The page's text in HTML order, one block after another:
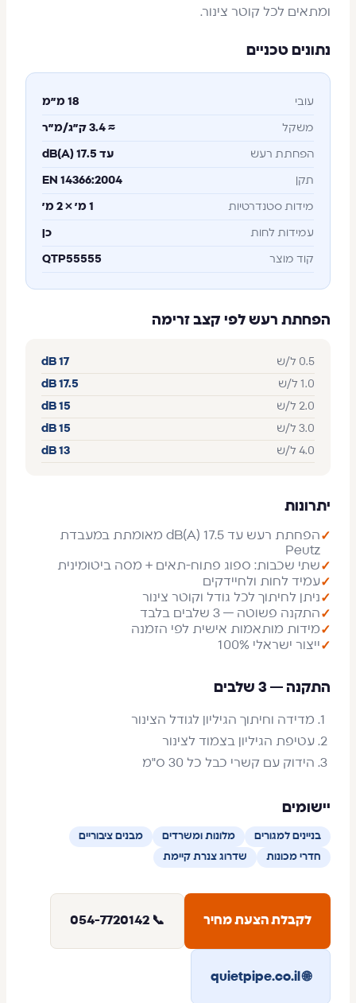
ומתאים לכל קוטר צינור.
נתונים טכניים
עובי 18 מ״מ
משקל ≈ 3.4 ק״ג/מ״ר
הפחתת רעש עד 17.5 dB(A)
תקן EN 14366:2004
מידות סטנדרטיות 1 מ׳ × 2 מ׳
עמידות לחות כן
קוד מוצר QTP55555
הפחתת רעש לפי קצב זרימה
0.5 ל/ש
17 dB
1.0 ל/ש
17.5 dB
2.0 ל/ש
15 dB
3.0 ל/ש
15 dB
4.0 ל/ש
13 dB
יתרונות
✓
הפחתת רעש עד 17.5 dB(A) מאומתת במעבדת
Peutz
✓שתי שכבות: ספוג פתוח-תאים + מסה ביטומינית
✓עמיד לחות ולחיידקים
✓ניתן לחיתוך לכל גודל וקוטר צינור
✓התקנה פשוטה — 3 שלבים בלבד
✓מידות מותאמות אישית לפי הזמנה
✓ייצור ישראלי 100%
התקנה — 3 שלבים
מדידה וחיתוך הגיליון לגודל הצינור
עטיפת הגיליון בצמוד לצינור
הידוק עם קשרי כבל כל 30 ס"מ
יישומים
בניינים למגורים מלונות ומשרדים
מבנים ציבוריים
חדרי מכונות
שדרוג צנרת קיימת
לקבלת הצעת מחיר 📞 054-7720142
🌐 quietpipe.co.il